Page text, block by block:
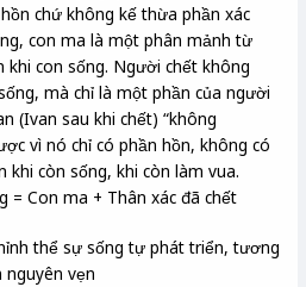
chứ không kế thừa phần xác
con ma là một phân mảnh từ
khi con sống. Người chết không
mà chỉ là một phần của người
(Ivan sau khi chết) “không
vì nó chỉ có phần hồn, không có
khi còn sống, khi còn làm vua.
= Con ma + Thân xác đã chết
thể sự sống tự phát triển, tương
nguyên vẹn